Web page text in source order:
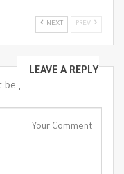
NEXT
LEAVE A REPLY
published.